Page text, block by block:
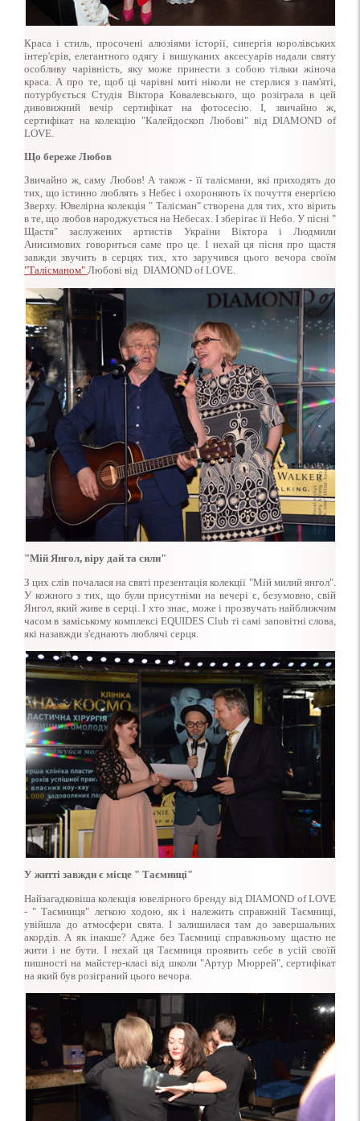
Краса і стиль, просочені алюзіями історії, синергія королівських
інтер'єрів, елегантного одягу і вишуканих аксесуарів надали святу
особливу чарівність, яку може принести з собою тільки жіноча
краса. А про те, щоб ці чарівні миті ніколи не стерлися з пам'яті,
потурбується Студія Віктора Ковалевського, що розіграла в цей
дивовижний вечір сертифікат на фотосесію. І, звичайно ж,
сертифікат на колекцію "Калейдоскоп Любові" від DIAMOND of
LOVE.
Що береже Любов
Звичайно ж, саму Любов! А також - її талісмани, які приходять до
тих, що істинно люблять з Небес і охороняють їх почуття енергією
Зверху. Ювелірна колекція " Талісман" створена для тих, хто вірить
в те, що любов народжується на Небесах. І зберігає її Небо. У пісні "
Щастя" заслужених артистів України Віктора і Людмили
Анисимових говориться саме про це. І нехай ця пісня про щастя
завжди звучить в серцях тих, хто заручився цього вечора своїм
"Талісманом" Любові від DIAMOND of LOVE.
"Мій Янгол, віру дай та сили"
З цих слів почалася на святі презентація колекції "Мій милий янгол".
У кожного з тих, що були присутніми на вечері є, безумовно, свій
Янгол, який живе в серці. І хто знає, може і прозвучать найближчим
часом в заміському комплексі EQUIDES Club ті самі заповітні слова,
які назавжди з'єднають люблячі серця.
У житті завжди є місце " Таємниці"
Найзагадковіша колекція ювелірного бренду від DIAMOND of LOVE
- " Таємниця" легкою ходою, як і належить справжній Таємниці,
увійшла до атмосфери свята. І залишилася там до завершальних
акордів. А як інакше? Адже без Таємниці справжньому щастю не
жити і не бути. І нехай ця Таємниця проявить себе в усій своїй
пишності на майстер-класі від школи "Артур Мюррей", сертифікат
на який був розіграний цього вечора.